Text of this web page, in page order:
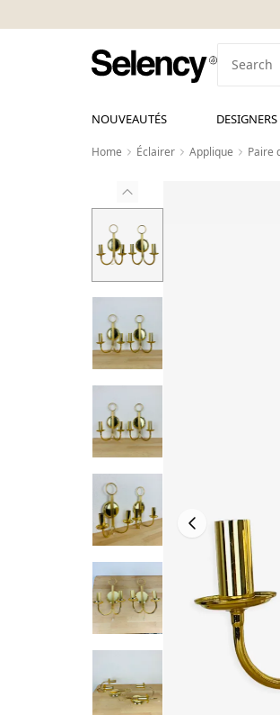
NOUVEAUTÉS DESIGNERS
Home Éclairer Applique Paire